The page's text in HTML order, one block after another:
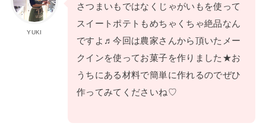
YUKI
さつまいもではなくじゃがいもを使って
スイートポテトもめちゃくちゃ絶品なん
ですよ♬今回は農家さんから頂いたメー
クインを使ってお菓子を作りました★お
うちにある材料で簡単に作れるのでぜひ
作ってみてくださいね♡